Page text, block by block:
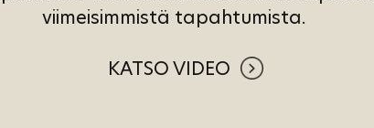
viimeisimmistä tapahtumista.
KATSO VIDEO